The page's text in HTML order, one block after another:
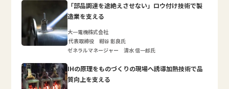
「部品調達を途絶えさせない」ロウ付け技術で製
造業を支える
大一電機株式会社
代表取締役 紺谷 彰良氏
ゼネラルマネージャー 清水 信一郎氏
IHの原理をものづくりの現場へ誘導加熱技術で品
質向上を支える